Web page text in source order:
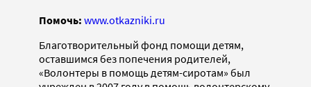
Помочь: www.otkazniki.ru
Благотворительный фонд помощи детям,
оставшимся без попечения родителей,
«Волонтеры в помощь детям-сиротам» был